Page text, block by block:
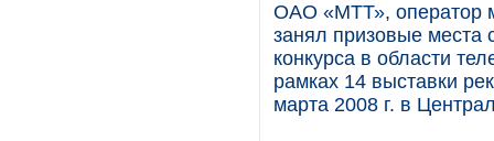
ОАО «МТТ», оператор
занял призовые места
конкурса в области
рамках 14 выставки
марта 2008 г. в